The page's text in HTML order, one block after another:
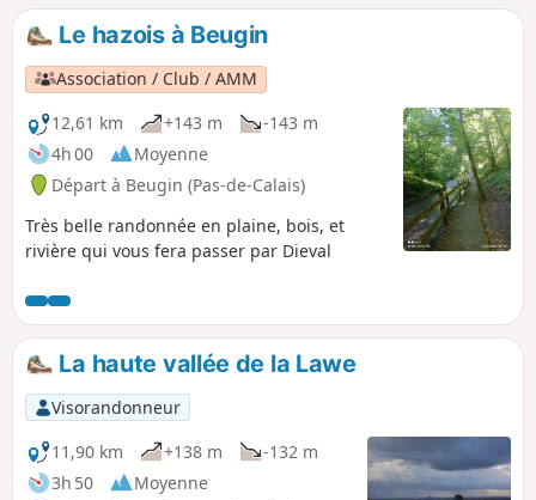
Le hazois à Beugin
Association / Club / AMM
12,61 km
+143 m
-143 m
4h 00
Moyenne
Départ à Beugin (Pas-de-Calais)
Très belle randonnée en plaine, bois, et
rivière qui vous fera passer par Dieval
La haute vallée de la Lawe
Visorandonneur
11,90 km
+138 m
-132 m
3h 50
Moyenne